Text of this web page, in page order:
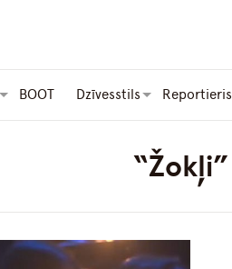
BOOT Dzīvesstils Reportieris
“Žokļi”